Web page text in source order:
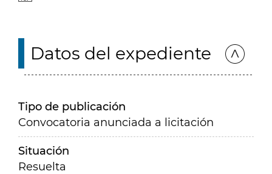
Datos del expediente
Tipo de publicación
Convocatoria anunciada a licitación
Situación
Resuelta